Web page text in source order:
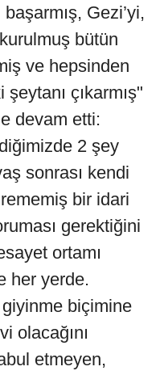
Gezi’yi,
bütün
ve hepsinden
çıkarmış"
devam etti:
2 şey
sonrası kendi
bir idari
gerektiğini
ortamı
her yerde.
biçimine
olacağını
etmeyen,